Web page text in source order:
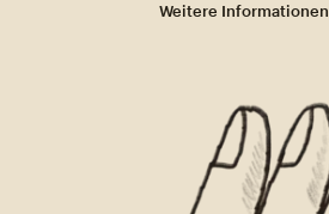
Weitere Informationen